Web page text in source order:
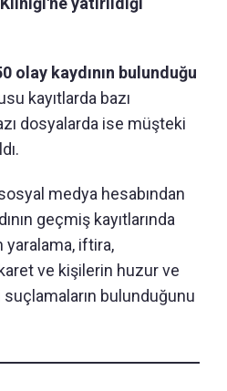
olay kaydının bulunduğu
kayıtlarda bazı
dosyalarda ise müşteki
medya hesabından
geçmiş kayıtlarında
yaralama, iftira,
ve kişilerin huzur ve
bulunduğunu